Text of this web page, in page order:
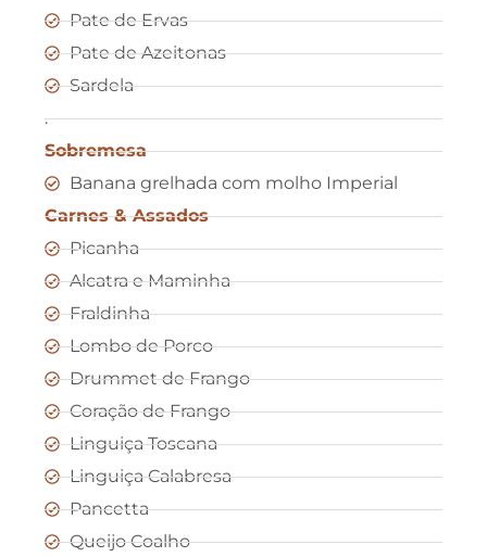
Pate de Ervas
Pate de Azeitonas
Sardela
.
Sobremesa
Banana grelhada com molho Imperial
Carnes & Assados
Picanha
Alcatra e Maminha
Fraldinha
Lombo de Porco
Drummet de Frango
Coração de Frango
Linguiça Toscana
Linguiça Calabresa
Pancetta
Queijo Coalho